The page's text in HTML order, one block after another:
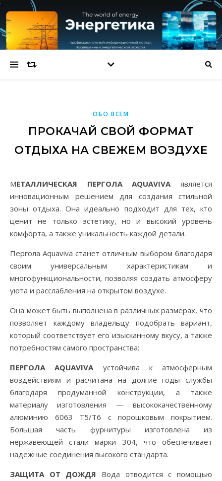
ОБО ВСЕМ
ПРОКАЧАЙ СВОЙ ФОРМАТ
ОТДЫХА НА СВЕЖЕМ ВОЗДУХЕ
МЕТАЛЛИЧЕСКАЯ ПЕРГОЛА AQUAVIVA является
инновационным решением для создания стильной
зоны отдыха. Она идеально подходит для тех, кто
ценит не только эстетику, но и высокий уровень
комфорта, а также уникальность каждой детали.
Пергола Aquaviva станет отличным выбором благодаря
своим универсальным характеристикам и
многофункциональности, позволяя создать атмосферу
уюта и расслабления на открытом воздухе.
Она может быть выполнена в различных размерах, что
позволяет каждому владельцу подобрать вариант,
который соответствует его изысканному вкусу, а также
потребностям самого пространства:
ПЕРГОЛА AQUAVIVAустойчива к атмосферным
воздействиям и расчитана на долгие годы службы
благодаря продуманной конструкции, а также
материалу изготовления — высококачественному
алюминию 6063 T5/Т6 с порошковым покрытием.
Большая часть фурнитуры изготовлена из
нержавеющей стали марки 304, что обеспечивает
надежные соединения высокого стандарта.
ЗАЩИТА ОТ ДОЖДЯ Вода отводится с помощью